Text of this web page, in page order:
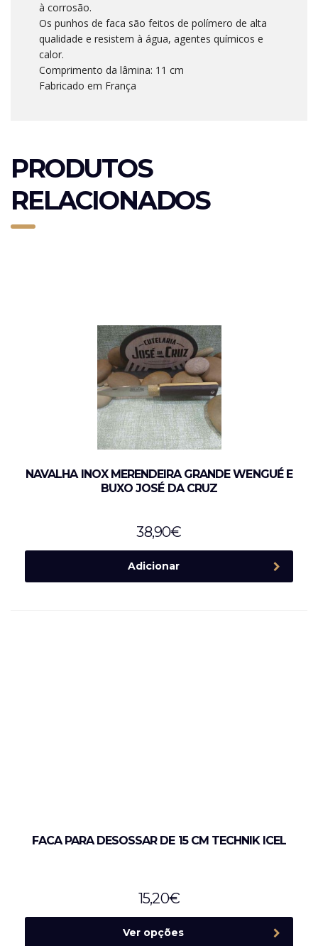
à corrosão.
Os punhos de faca são feitos de polímero de alta
qualidade e resistem à água, agentes químicos e
calor.
Comprimento da lâmina: 11 cm
Fabricado em França
PRODUTOS
RELACIONADOS
NAVALHA INOX MERENDEIRA GRANDE WENGUÉ E
BUXO JOSÉ DA CRUZ
38,90€
Adicionar
FACA PARA DESOSSAR DE 15 CM TECHNIK ICEL
15,20€
Ver opções